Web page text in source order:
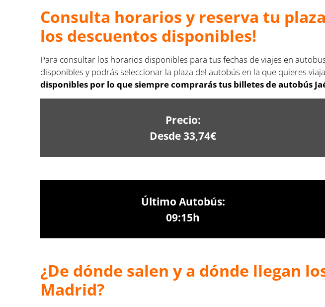
Consulta horarios y reserva tu
los descuentos disponibles!
Para consultar los horarios disponibles para tus fechas de viajes en
disponibles y podrás seleccionar la plaza del autobús en la que quieres
disponibles por lo que siempre comprarás tus billetes de autobús
Precio:
Desde 33,74€
Último Autobús:
09:15h
¿De dónde salen y a dónde llegan
Madrid?